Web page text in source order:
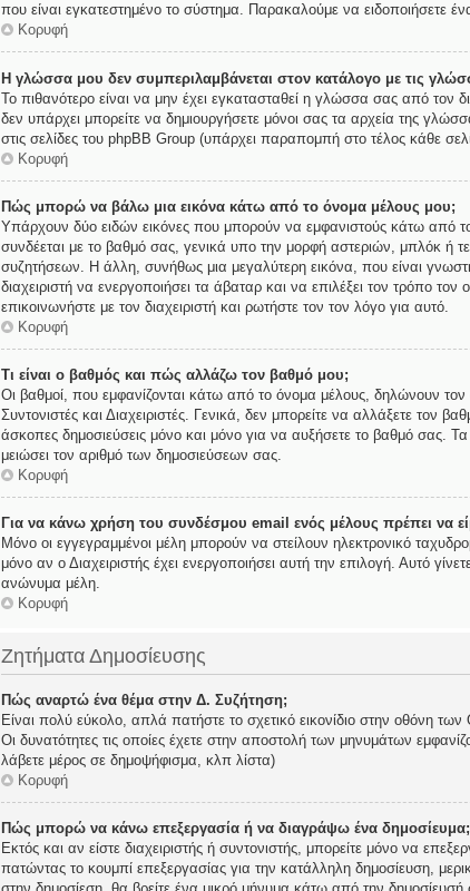
που είναι εγκατεστημένο το σύστημα. Παρακαλούμε να ειδοποιήσετε
Κορυφή
Η γλώσσα μου δεν συμπεριλαμβάνεται στον κατάλογο με τις
Το πιθανότερο είναι να μην έχει εγκατασταθεί η γλώσσα σας από τον
δεν υπάρχει μπορείτε να δημιουργήσετε μόνοι σας τα αρχεία της
στις σελίδες του phpBB Group (υπάρχει παραπομπή στο τέλος κάθε
Κορυφή
Πώς μπορώ να βάλω μια εικόνα κάτω από το όνομα μέλους μου;
Υπάρχουν δύο ειδών εικόνες που μπορούν να εμφανιστούς κάτω από
συνδέεται με το βαθμό σας, γενικά υπο την μορφή αστεριών, μπλόκ ή
συζητήσεων. Η άλλη, συνήθως μια μεγαλύτερη εικόνα, που είναι
διαχειριστή να ενεργοποιήσει τα άβαταρ και να επιλέξει τον τρόπο
επικοινωνήστε με τον διαχειριστή και ρωτήστε τον τον λόγο για αυτό.
Κορυφή
Τι είναι ο βαθμός και πώς αλλάζω τον βαθμό μου;
Οι βαθμοί, που εμφανίζονται κάτω από το όνομα μέλους, δηλώνουν
Συντονιστές και Διαχειριστές. Γενικά, δεν μπορείτε να αλλάξετε τον
άσκοπες δημοσιεύσεις μόνο και μόνο για να αυξήσετε το βαθμό σας. Τα
μειώσει τον αριθμό των δημοσιεύσεων σας.
Κορυφή
Για να κάνω χρήση του συνδέσμου email ενός μέλους πρέπει να
Μόνο οι εγγεγραμμένοι μέλη μπορούν να στείλουν ηλεκτρονικό
μόνο αν ο Διαχειριστής έχει ενεργοποιήσει αυτή την επιλογή. Αυτό
ανώνυμα μέλη.
Κορυφή
Ζητήματα Δημοσίευσης
Πώς αναρτώ ένα θέμα στην Δ. Συζήτηση;
Είναι πολύ εύκολο, απλά πατήστε το σχετικό εικονίδιο στην οθόνη
Οι δυνατότητες τις οποίες έχετε στην αποστολή των μηνυμάτων
λάβετε μέρος σε δημοψήφισμα, κλπ λίστα)
Κορυφή
Πώς μπορώ να κάνω επεξεργασία ή να διαγράψω ένα δημοσίευμα;
Εκτός και αν είστε διαχειριστής ή συντονιστής, μπορείτε μόνο να
πατώντας το κουμπί επεξεργασίας για την κατάλληλη δημοσίευση,